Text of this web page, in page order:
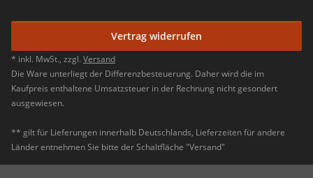
Vertrag widerrufen
* inkl. MwSt., zzgl. Versand
Die Ware unterliegt der Differenzbesteuerung. Daher wird die im
Kaufpreis enthaltene Umsatzsteuer in der Rechnung nicht gesondert
ausgewiesen.
** gilt für Lieferungen innerhalb Deutschlands, Lieferzeiten für andere
Länder entnehmen Sie bitte der Schaltfläche "Versand"